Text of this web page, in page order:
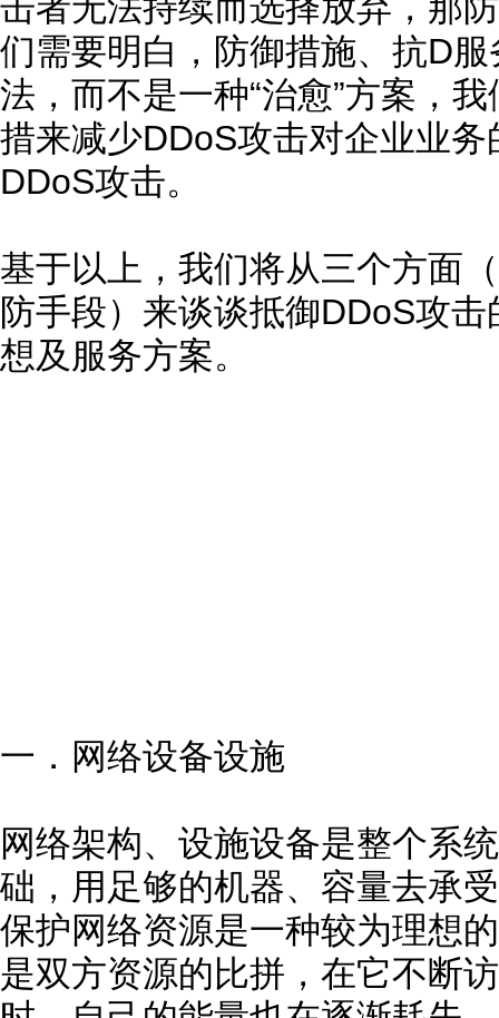
们需要明白，防御措施、抗D服
法，而不是一种“治愈”方案，
措来减少DDoS攻击对企业业
DDoS攻击。
基于以上，我们将从三个方面
防手段）来谈谈抵御DDoS攻
想及服务方案。
一．网络设备设施
网络架构、设施设备是整个系
础，用足够的机器、容量去承
保护网络资源是一种较为理想
是双方资源的比拼，在它不断